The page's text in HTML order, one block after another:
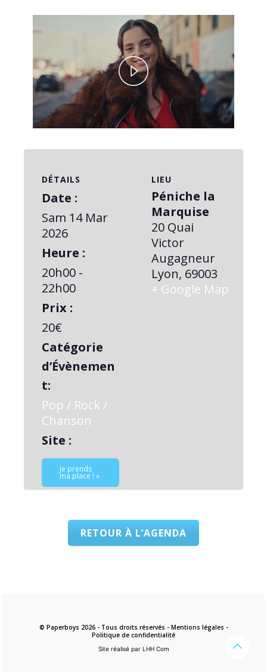
Play
Video
DÉTAILS
Date :
Sam 14 Mar
2026
Heure :
20h00 -
22h00
Prix :
20€
Catégorie
d’Évènemen
t:
Pop / Rock /
Chanson
Site :
Je prends
ma place ! »
LIEU
Péniche la
Marquise
20 Quai
Victor
Augagneur
Lyon, 69003
+ Google Map
RETOUR À L’AGENDA
© Paperboys 2026 - Tous droits réservés - Mentions légales -
Politique de confidentialité
Site réalisé par LHH Com